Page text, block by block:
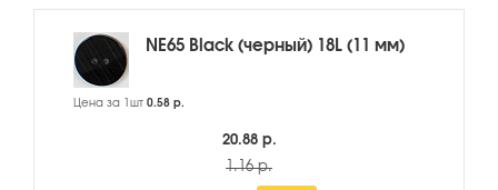
NE65 Black (черный) 18L (11 мм)
Цена за 1шт 0.58 р.
20.88 р.
1.16 р.